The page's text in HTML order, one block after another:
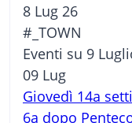
8 Lug 26
#_TOWN
Eventi su 9
09 Lug
Giovedì 14a
6a dopo